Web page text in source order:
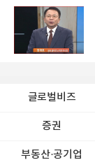
글로벌비즈
증권
부동산·공기업